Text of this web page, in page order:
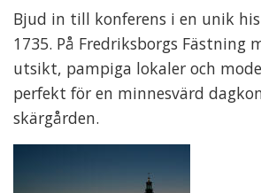
Bjud in till konferens i en unik
1735. På Fredriksborgs Fästning
utsikt, pampiga lokaler och
perfekt för en minnesvärd
skärgården.